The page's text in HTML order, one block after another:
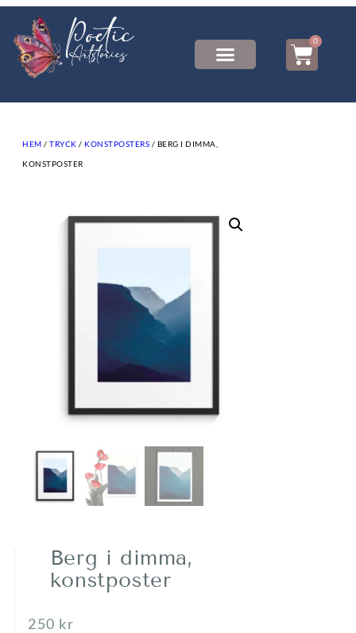
0
HEM / TRYCK / KONSTPOSTERS / BERG I DIMMA,
KONSTPOSTER
Berg i dimma,
konstposter
250 kr